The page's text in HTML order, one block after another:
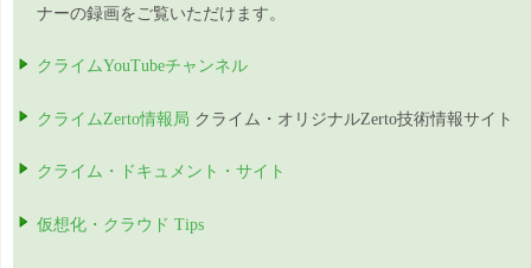
ナーの録画をご覧いただけます。
クライムYouTubeチャンネル
クライムZerto情報局 クライム・オリジナルZerto技術情報サイト
クライム・ドキュメント・サイト
仮想化・クラウド Tips